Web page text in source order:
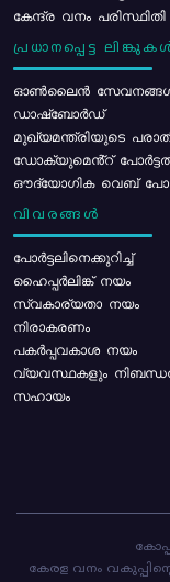
കേന്ദ്ര വനം
പ്രധാനപ്പെട്ട
ഓൺലൈൻ
ഡാഷ്ബോർഡ്
മുഖ്യമന്ത്രിയുടെ
ഡോക്യുമെൻ്റ്
ഔദ്യോഗിക വെബ്
വിവരങ്ങൾ
പോര്‍ട്ടലിനെക്കുറിച്ച്
ഹൈപ്പർലിങ്ക് നയം
സ്വകാര്യതാ നയം
നിരാകരണം
പകർപ്പവകാശ നയം
വ്യവസ്ഥകളും
സഹായം
കേരള വനം